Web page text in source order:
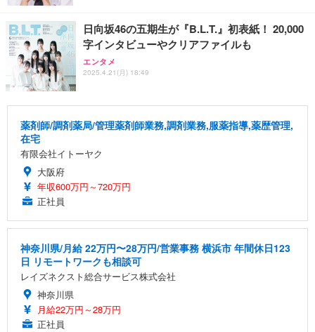
日向坂46の五期生が『B.L.T.』初表紙！ 20,000
字インタビューやクリアファイルも
エンタメ
2025.4.21(月) 18:49
薬剤師/調剤薬局/管理薬剤師業務,調剤業務,服薬指導,薬歴管理,
在宅
有限会社イトーヤク
大阪府
年収600万円～720万円
正社員
神奈川県/月給 22万円〜28万円/営業事務 横浜市 年間休日123
日 リモートワークも相談可
レイズネクスト総合サービス株式会社
神奈川県
月給22万円～28万円
正社員